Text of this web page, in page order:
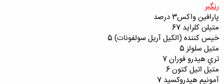
رنگبر
پارافين واكس3 درصد
متيلن كلرايد 67
خيس كننده (الكيل آريل سولفونات) 5
متيل سلولز 5
تري هيدرو فوران 7
متيل اتيل كتون 6
آمونيم هيدروكسيد 7